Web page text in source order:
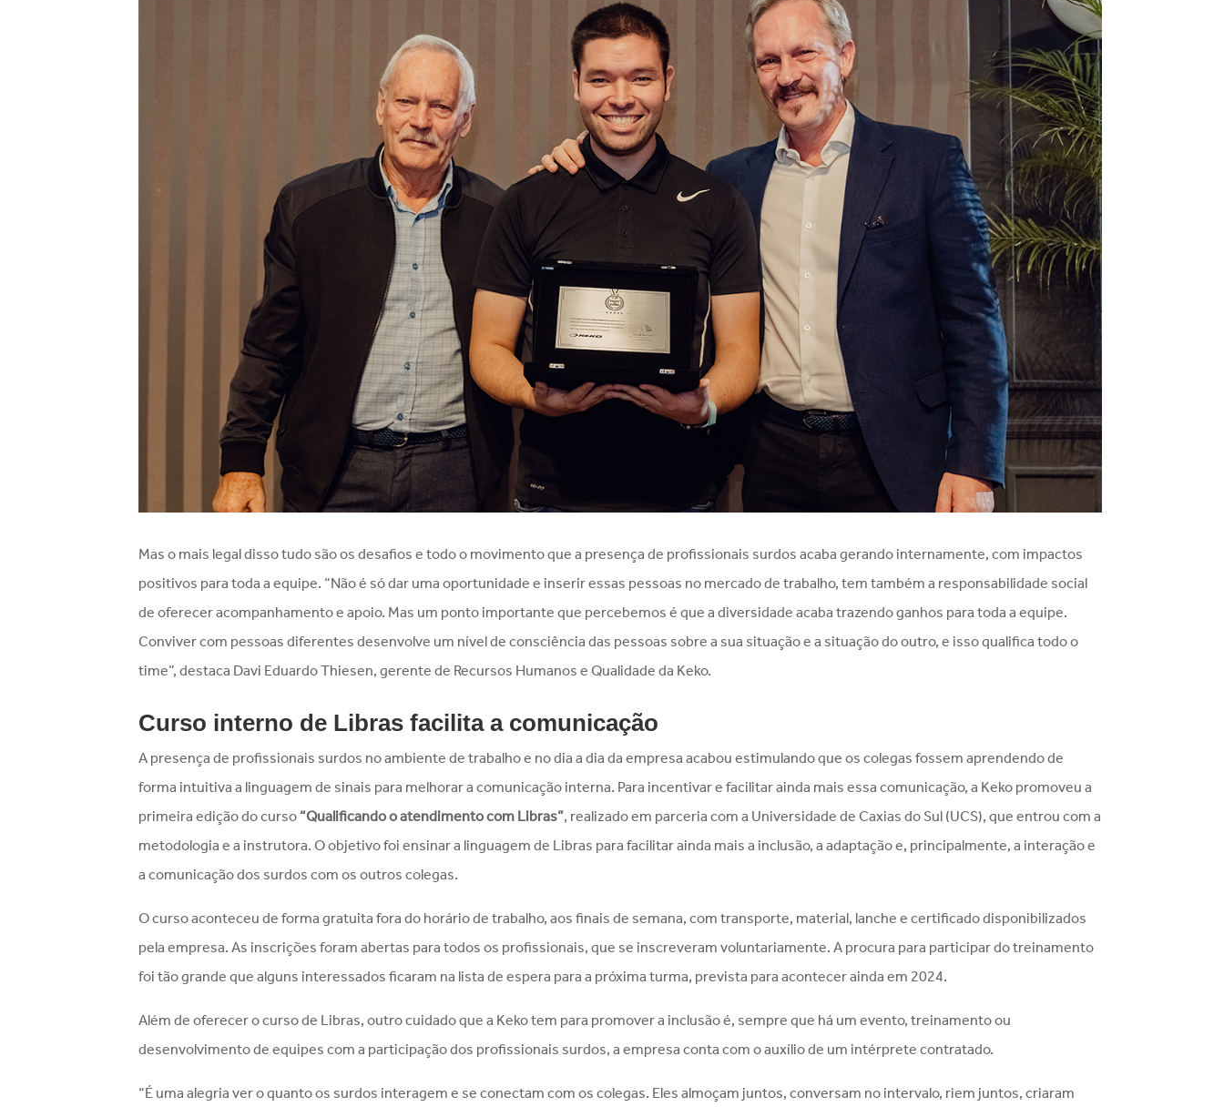
Mas o mais legal disso tudo são os desafios e todo o movimento que a presença de profissionais surdos acaba gerando internamente, com impactos
positivos para toda a equipe. “Não é só dar uma oportunidade e inserir essas pessoas no mercado de trabalho, tem também a responsabilidade social
de oferecer acompanhamento e apoio. Mas um ponto importante que percebemos é que a diversidade acaba trazendo ganhos para toda a equipe.
Conviver com pessoas diferentes desenvolve um nível de consciência das pessoas sobre a sua situação e a situação do outro, e isso qualifica todo o
time”, destaca Davi Eduardo Thiesen, gerente de Recursos Humanos e Qualidade da Keko.
Curso interno de Libras facilita a comunicação
A presença de profissionais surdos no ambiente de trabalho e no dia a dia da empresa acabou estimulando que os colegas fossem aprendendo de
forma intuitiva a linguagem de sinais para melhorar a comunicação interna. Para incentivar e facilitar ainda mais essa comunicação, a Keko promoveu a
primeira edição do curso “Qualificando o atendimento com Libras”, realizado em parceria com a Universidade de Caxias do Sul (UCS), que entrou com a
metodologia e a instrutora. O objetivo foi ensinar a linguagem de Libras para facilitar ainda mais a inclusão, a adaptação e, principalmente, a interação e
a comunicação dos surdos com os outros colegas.
O curso aconteceu de forma gratuita fora do horário de trabalho, aos finais de semana, com transporte, material, lanche e certificado disponibilizados
pela empresa. As inscrições foram abertas para todos os profissionais, que se inscreveram voluntariamente. A procura para participar do treinamento
foi tão grande que alguns interessados ficaram na lista de espera para a próxima turma, prevista para acontecer ainda em 2024.
Além de oferecer o curso de Libras, outro cuidado que a Keko tem para promover a inclusão é, sempre que há um evento, treinamento ou
desenvolvimento de equipes com a participação dos profissionais surdos, a empresa conta com o auxílio de um intérprete contratado.
“É uma alegria ver o quanto os surdos interagem e se conectam com os colegas. Eles almoçam juntos, conversam no intervalo, riem juntos, criaram